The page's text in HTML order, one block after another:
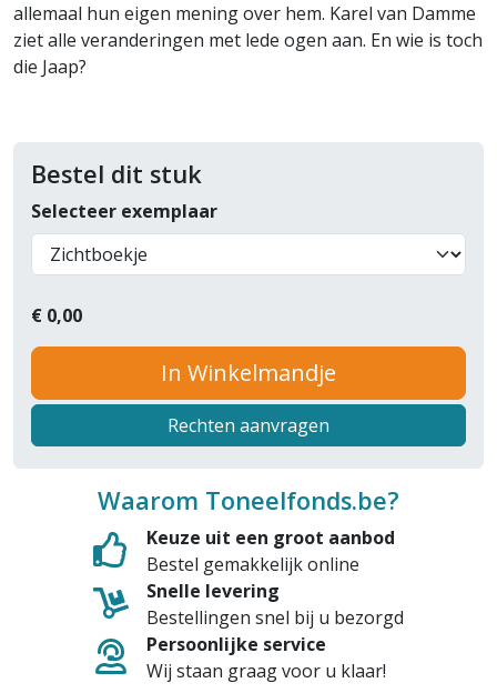
allemaal hun eigen mening over hem. Karel van Damme
ziet alle veranderingen met lede ogen aan. En wie is toch
die Jaap?
Bestel dit stuk
Selecteer exemplaar
€ 0,00
In Winkelmandje
Rechten aanvragen
Waarom Toneelfonds.be?
Keuze uit een groot aanbod
Bestel gemakkelijk online
Snelle levering
Bestellingen snel bij u bezorgd
Persoonlijke service
Wij staan graag voor u klaar!